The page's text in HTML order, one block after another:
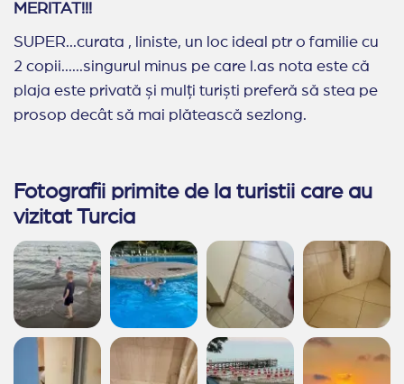
MERITAT!!!
SUPER...curata , liniste, un loc ideal ptr o familie cu
2 copii......singurul minus pe care l.as nota este că
plaja este privată și mulți turiști preferă să stea pe
prosop decât să mai plătească sezlong.
Fotografii primite de la turistii care au
vizitat Turcia